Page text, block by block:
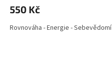
550 Kč
Rovnováha - Energie - Sebevědomí